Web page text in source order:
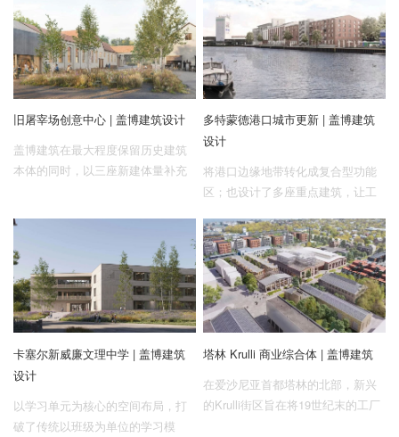
旧屠宰场创意中心 | 盖博建筑设计
盖博建筑在最大程度保留历史建筑
本体的同时，以三座新建体量补充
为一座开放的创意院落。
多特蒙德港口城市更新 | 盖博建筑
设计
将港口边缘地带转化成复合型功能
区；也设计了多座重点建筑，让工
卡塞尔新威廉文理中学 | 盖博建筑
设计
以学习单元为核心的空间布局，打
破了传统以班级为单位的学习模
塔林 Krulli 商业综合体 | 盖博建筑
​在爱沙尼亚首都塔林的北部，新兴
的Krulli街区旨在将19世纪末的工厂